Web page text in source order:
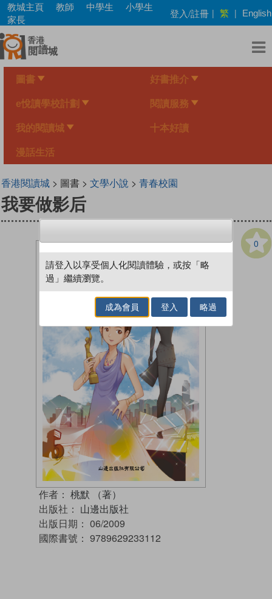
Skip
main
content
教城主頁 教師 中學生
小學生
家長
登入/註冊 | 繁 | English
圖書 好書推介
e悅讀學校計劃 閱讀服務
我的閱讀城 十本好讀
漫話生活
香港閱讀城> 圖書 > 文學小說 > 青春校園
我要做影后
0
作者： 桃默 （著）
出版社： 山邊出版社
出版日期： 06/2009
國際書號： 9789629233112
請登入以享受個人化閱讀體驗，或按「略
過」繼續瀏覽。
成為會員 登入 略過